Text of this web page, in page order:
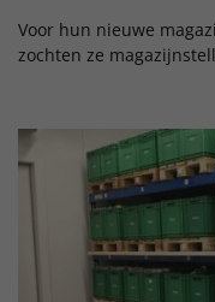
Voor hun nieuwe
zochten ze